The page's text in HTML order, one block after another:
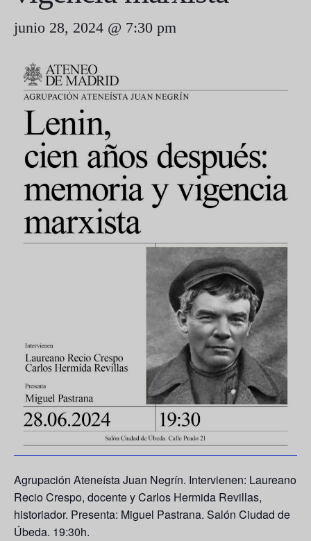
junio 28, 2024 @ 7:30 pm
Agrupación Ateneísta Juan Negrín. Intervienen: Laureano
Recio Crespo, docente y Carlos Hermida Revillas,
historiador. Presenta: Miguel Pastrana. Salón Ciudad de
Úbeda. 19:30h.